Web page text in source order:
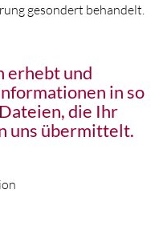
gesondert behandelt.
erhebt und
in so
die Ihr
uns übermittelt.